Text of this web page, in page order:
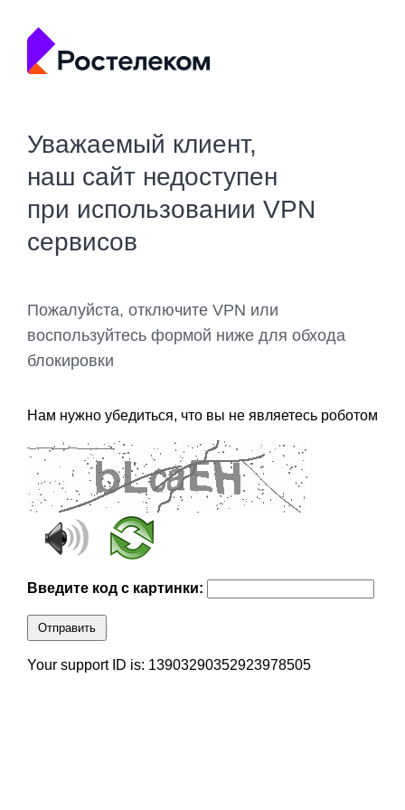
Уважаемый клиент,
наш сайт недоступен
при использовании VPN
сервисов
Пожалуйста, отключите VPN или
воспользуйтесь формой ниже для обхода
блокировки
Нам нужно убедиться, что вы не являетесь роботом
Введите код с картинки:
Отправить
Your support ID is: 13903290352923978505